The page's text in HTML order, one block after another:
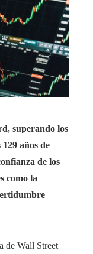
superando los
años de
de los
como la
de Wall Street